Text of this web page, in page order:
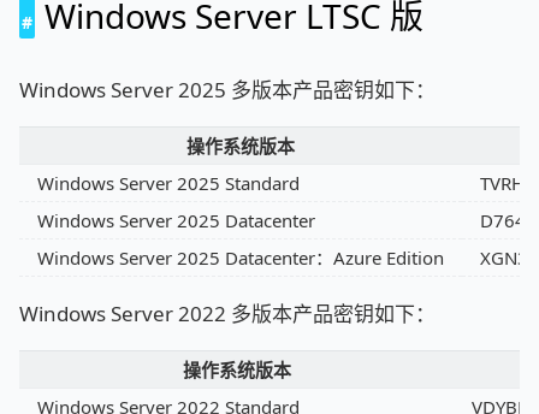
Windows Server LTSC 版
Windows Server 2025 多版本产品密钥如下：
操作系统版本
Windows Server 2025 Standard
Windows Server 2025 Datacenter
Windows Server 2025 Datacenter：Azure Edition
Windows Server 2022 多版本产品密钥如下：
操作系统版本
Windows Server 2022 Standard